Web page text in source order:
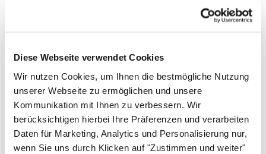
Diese Webseite verwendet Cookies
Wir nutzen Cookies, um Ihnen die bestmögliche Nutzung
unserer Webseite zu ermöglichen und unsere
Kommunikation mit Ihnen zu verbessern. Wir
berücksichtigen hierbei Ihre Präferenzen und verarbeiten
Daten für Marketing, Analytics und Personalisierung nur,
wenn Sie uns durch Klicken auf "Zustimmen und weiter"
Schutzklasse
I
Montage
Wand: senkrecht, waagerecht
LED-Betriebsanzeige